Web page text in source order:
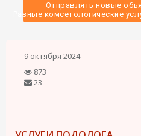
Отправлять новые
Разные комсетологические
9 октября 2024
873
23